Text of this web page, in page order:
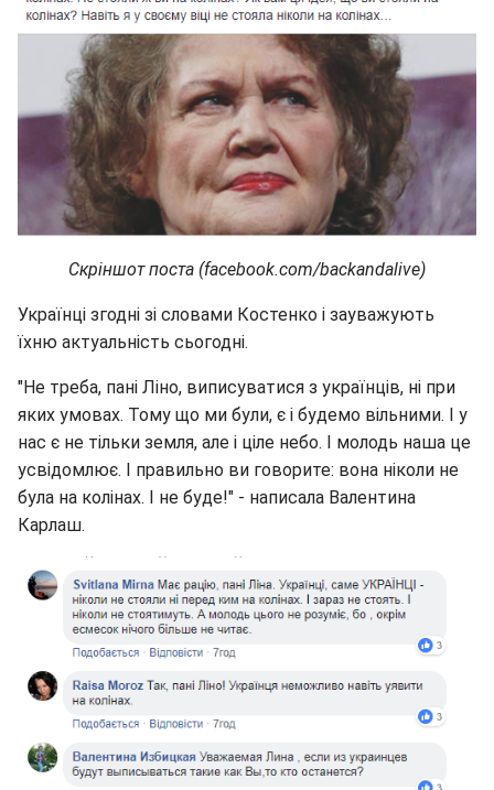
Скріншот поста (facebook.com/backandalive)
Українці згодні зі словами Костенко і зауважують
їхню актуальність сьогодні.
"Не треба, пані Ліно, виписуватися з українців, ні при
яких умовах. Тому що ми були, є і будемо вільними. І у
нас є не тільки земля, але і ціле небо. І молодь наша це
усвідомлює. І правильно ви говорите: вона ніколи не
була на колінах. І не буде!" - написала Валентина
Карлаш.